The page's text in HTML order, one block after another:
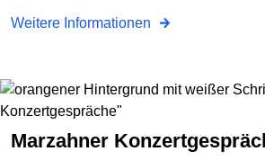
Weitere Informationen
Marzahner